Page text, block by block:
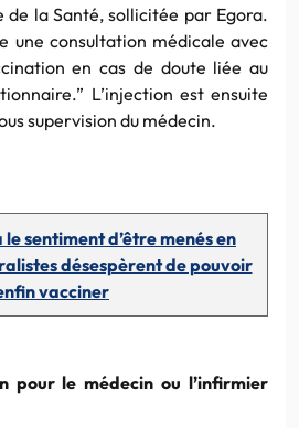
la Santé, sollicitée par Egora.
une consultation médicale avec
en cas de doute liée au
L’injection est ensuite
supervision du médecin.
le sentiment d’être menés en
désespèrent de pouvoir
vacciner
pour le médecin ou l’infirmier